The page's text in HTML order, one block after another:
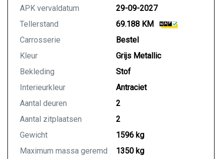
MBux Multimediasysteem (Navigatie + DAB)
Achteruitrijcamera
Inparkeer assistent
Parkeersensoren voor + achterzijde
17" Lichtmetalen velgen met nieuwe banden
Stoelverwarming
Smartphonehouder
Prijs:
RIJKLAAR NU VOOR DE EXTRA SCHERPE
MEENEEM PRIJS VAN €20.925,- EXCLUSIEF 21%
APK vervaldatum
29-09-2027
Tellerstand
69.188 KM
Carrosserie
Bestel
Kleur
Grijs Metallic
Bekleding
Stof
Interieurkleur
Antraciet
Aantal deuren
2
Aantal zitplaatsen
2
Gewicht
1596 kg
Maximum massa geremd
1350 kg